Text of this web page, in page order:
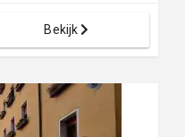
Bekijk